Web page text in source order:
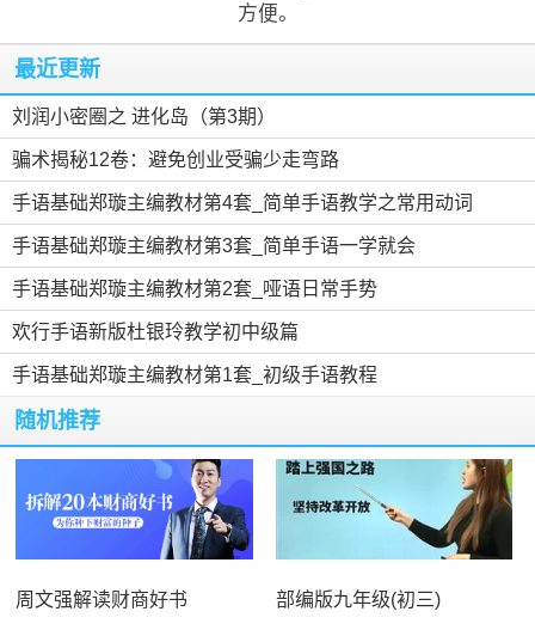
方便。
最近更新
刘润小密圈之 进化岛（第3期）
骗术揭秘12卷：避免创业受骗少走弯路
手语基础郑璇主编教材第4套_简单手语教学之常用动词
手语基础郑璇主编教材第3套_简单手语一学就会
手语基础郑璇主编教材第2套_哑语日常手势
欢行手语新版杜银玲教学初中级篇
手语基础郑璇主编教材第1套_初级手语教程
随机推荐
周文强解读财商好书 部编版九年级(初三)